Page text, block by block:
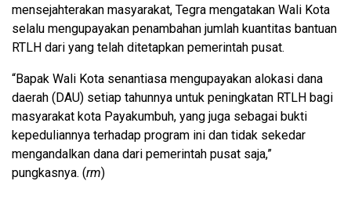
mensejahterakan masyarakat, Tegra mengatakan Wali Kota
selalu mengupayakan penambahan jumlah kuantitas bantuan
RTLH dari yang telah ditetapkan pemerintah pusat.
“Bapak Wali Kota senantiasa mengupayakan alokasi dana
daerah (DAU) setiap tahunnya untuk peningkatan RTLH bagi
masyarakat kota Payakumbuh, yang juga sebagai bukti
kepeduliannya terhadap program ini dan tidak sekedar
mengandalkan dana dari pemerintah pusat saja,”
pungkasnya. (rm)